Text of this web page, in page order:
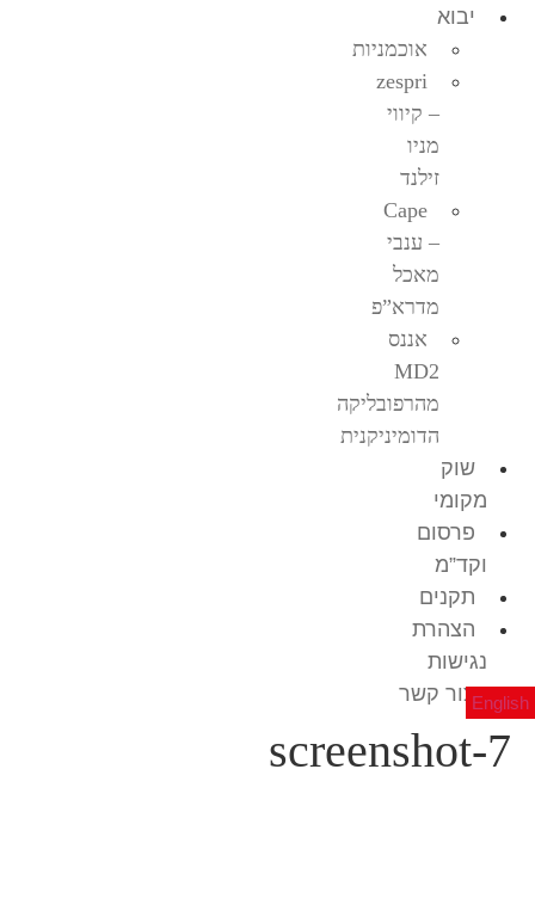
יבוא
אוכמניות
zespri
– קיווי
מניו
זילנד
Cape
– ענבי
מאכל
מדרא”פ
אננס
MD2
מהרפובליקה
הדומיניקנית
שוק
מקומי
פרסום
וקד”מ
תקנים
הצהרת
נגישות
צור קשרEnglish
screenshot-7